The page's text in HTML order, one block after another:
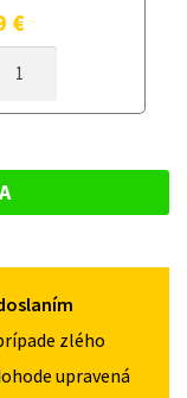
€
zlého
upravená